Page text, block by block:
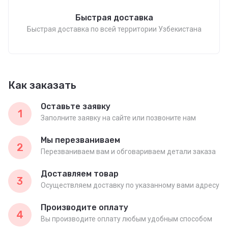
Быстрая доставка
Быстрая доставка по всей территории Узбекистана
Как заказать
1
Оставьте заявку
Заполните заявку на сайте или позвоните нам
2
Мы перезваниваем
Перезваниваем вам и обговариваем детали заказа
3
Доставляем товар
Осуществляем доставку по указанному вами адресу
4
Производите оплату
Вы производите оплату любым удобным способом